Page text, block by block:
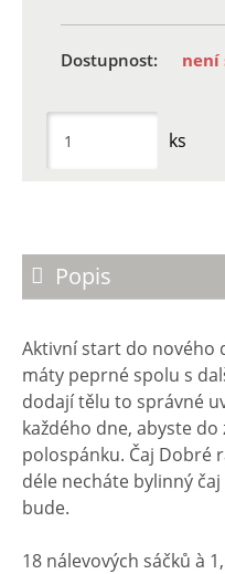
Dostupnost: není
ks
Popis
Aktivní start do nového
máty peprné spolu s
dodají tělu to správné
každého dne, abyste
polospánku. Čaj Dobré
déle necháte bylinný
bude.
18 nálevových sáčků à